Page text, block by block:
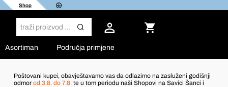
Shop
Asortiman Područja primjene
Poštovani kupci, obavještavamo vas da odlazimo na zasluženi godišnji
odmor od 3.8. do 7.8. te u tom periodu naši Shopovi na Savici Šanci i